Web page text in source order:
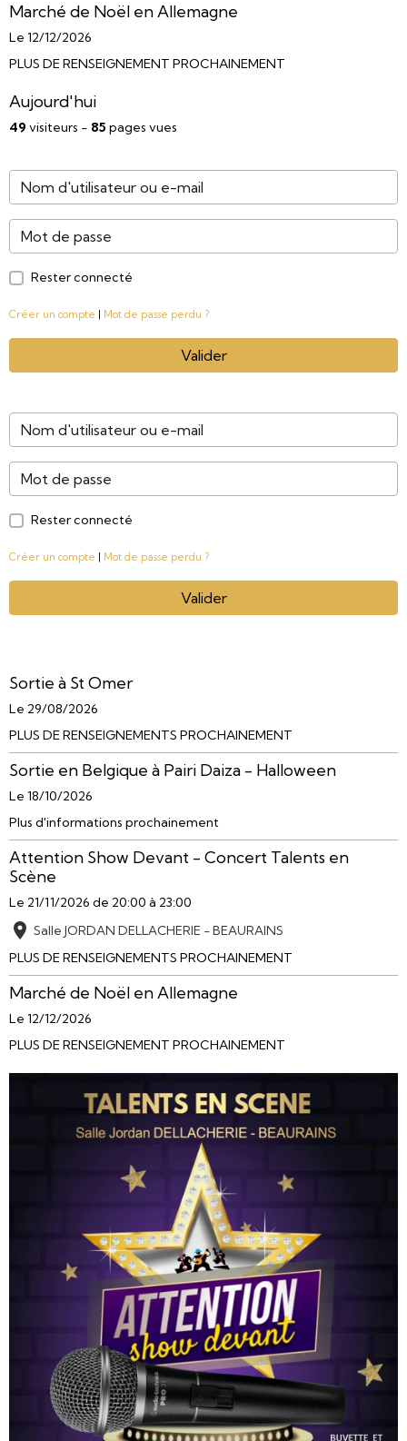
Marché de Noël en Allemagne
Le 12/12/2026
PLUS DE RENSEIGNEMENT PROCHAINEMENT
Aujourd'hui
49 visiteurs - 85 pages vues
Rester connecté
Créer un compte | Mot de passe perdu ?
Valider
Rester connecté
Créer un compte | Mot de passe perdu ?
Valider
Sortie à St Omer
Le 29/08/2026
PLUS DE RENSEIGNEMENTS PROCHAINEMENT
Sortie en Belgique à Pairi Daiza - Halloween
Le 18/10/2026
Plus d'informations prochainement
Attention Show Devant - Concert Talents en
Scène
Le 21/11/2026 de 20:00 à 23:00
Salle JORDAN DELLACHERIE - BEAURAINS
PLUS DE RENSEIGNEMENTS PROCHAINEMENT
Marché de Noël en Allemagne
Le 12/12/2026
PLUS DE RENSEIGNEMENT PROCHAINEMENT